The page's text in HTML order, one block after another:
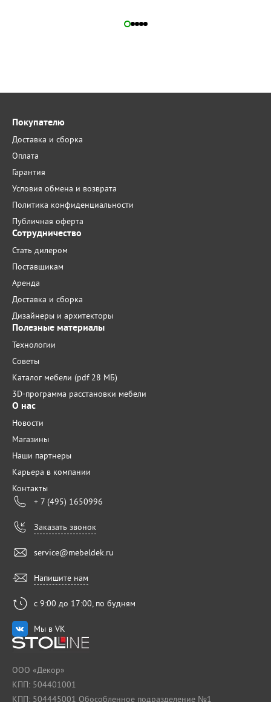
Покупателю
Доставка и сборка
Оплата
Гарантия
Условия обмена и возврата
Политика конфиденциальности
Публичная оферта
Сотрудничество
Стать дилером
Поставщикам
Аренда
Доставка и сборка
Дизайнеры и архитекторы
Полезные материалы
Технологии
Советы
Каталог мебели (pdf 28 МБ)
3D-программа расстановки мебели
О нас
Новости
Магазины
Наши партнеры
Карьера в компании
Контакты
+ 7 (495) 1650996
Заказать звонок
service@mebeldek.ru
Напишите нам
с 9:00 до 17:00, по будням
Мы в VK
ООО «Декор»
КПП: 504401001
КПП: 504445001 Обособленное подразделение №1